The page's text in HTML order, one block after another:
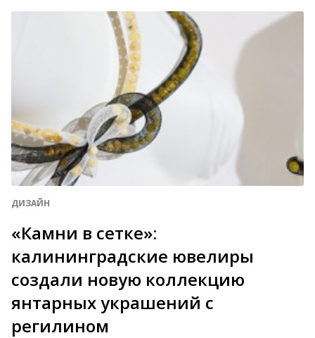
ДИЗАЙН
«Камни в сетке»:
калининградские ювелиры
создали новую коллекцию
янтарных украшений с
регилином